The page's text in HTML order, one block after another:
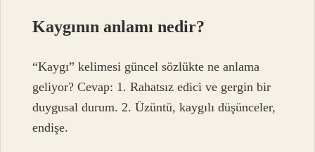
Kaygının anlamı nedir?
“Kaygı” kelimesi güncel sözlükte ne anlama
geliyor? Cevap: 1. Rahatsız edici ve gergin bir
duygusal durum. 2. Üzüntü, kaygılı düşünceler,
endişe.